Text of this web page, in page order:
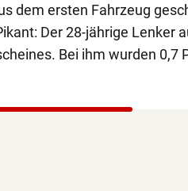
dem ersten Fahrzeug
Der 28-jährige Lenker
Bei ihm wurden 0,7